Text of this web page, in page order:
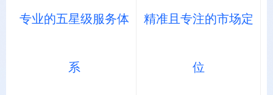
专业的五星级服务体
系
精准且专注的市场定
位